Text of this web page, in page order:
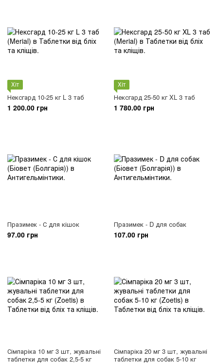
Хіт
Нексгард 10-25 кг L 3 таб
1 200.00 грн
Хіт
Нексгард 25-50 кг XL 3 таб
1 780.00 грн
Празимек - С для кішок
97.00 грн
Празимек - D для собак
107.00 грн
Сімпаріка 10 мг 3 шт, жувальні
таблетки для собак 2,5-5 кг
Сімпаріка 20 мг 3 шт, жувальні
таблетки для собак 5-10 кг